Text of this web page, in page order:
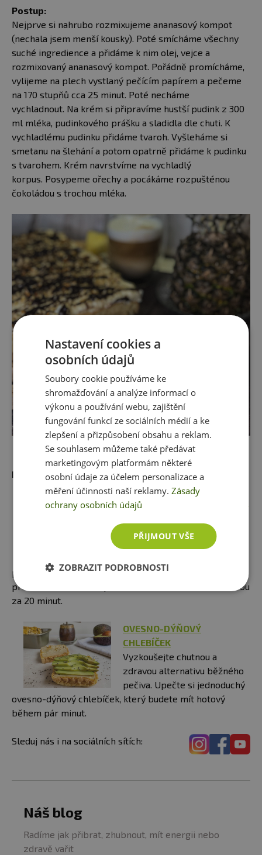
Postup:
Nejprve si nahrubo rozmixujeme ananasový kompot
(nechala jsem menší kousky). Poté smícháme všechny
suché ingredience a přidáme k nim olej, vejce a
rozmixovaný ananasový kompot. Pořádně promícháme,
vylijeme na plech vystlaný pečícím papírem a pečeme
na 170 stupňů cca 25 minut. Poté necháme
vychladnout. Na krém si připravíme hustší pudink z 300
ml mléka, pudinkového prášku a sladidla dle chuti. K
vychladlému pudinku přidáme tvaroh. Vyšleháme si
smetanu na šlehání a potom opatrně přidáme k pudinku
s tvarohem. Krém navrstvíme na vychladlý
korpus. Posypeme ořechy a pocákáme rozpušténou
čokoládou s trochou mléka.
Mohlo by vás zajímat:
PROTEINOVÉ DOMÁCÍ MÜSLI
Proteinové domácí müsli
tyčinky s ovocem a
perfektně vyladit přesně podlé své chuti. Super zdravou
proteinovou svačinku pouze za 240 kalorií máte hotovou
za 20 minut.
OVESNO-DÝŇOVÝ
CHLEBÍČEK
Vyzkoušejte chutnou a
zdravou alternativu běžného
pečiva. Upečte si jednoduchý
ovesno-dýňový chlebíček, který budete mít hotový
během pár minut.
Sleduj nás i na sociálních sítích:
Náš blog
Radíme jak přibrat, zhubnout, mít energii nebo
zdravě vařit
Nastavení cookies a
osobních údajů
Soubory cookie používáme ke
shromažďování a analýze informací o
výkonu a používání webu, zajištění
fungování funkcí ze sociálních médií a ke
zlepšení a přizpůsobení obsahu a reklam.
Se souhlasem můžeme také předávat
marketingovým platformám některé
osobní údaje za účelem personalizace a
měření účinnosti naší reklamy.Zásady
ochrany osobních údajů
PŘIJMOUT VŠE
ZOBRAZIT PODROBNOSTI